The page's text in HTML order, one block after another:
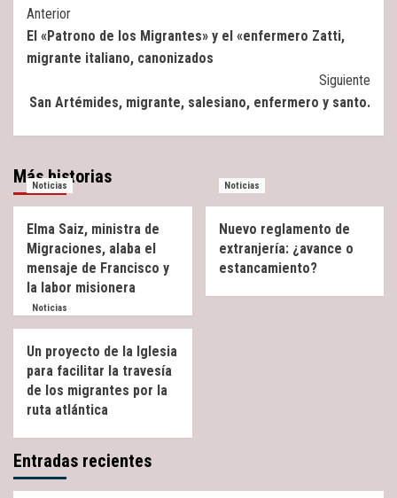
Post
Navigation
Anterior
El «Patrono de los Migrantes» y el «enfermero Zatti,
migrante italiano, canonizados
Siguiente
San Artémides, migrante, salesiano, enfermero y santo.
Más historias
Noticias
Elma Saiz, ministra de
Migraciones, alaba el
mensaje de Francisco y
la labor misionera
Noticias
Nuevo reglamento de
extranjería: ¿avance o
estancamiento?
Noticias
Un proyecto de la Iglesia
para facilitar la travesía
de los migrantes por la
ruta atlántica
Entradas recientes